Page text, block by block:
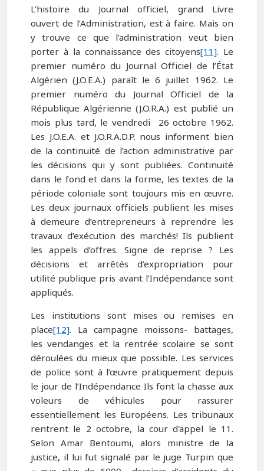
L’histoire du Journal officiel, grand Livre
ouvert de l’Administration, est à faire. Mais on
y trouve ce que l’administration veut bien
porter à la connaissance des citoyens[11]. Le
premier numéro du Journal Officiel de l’État
Algérien (J.O.E.A.) paraît le 6 juillet 1962. Le
premier numéro du Journal Officiel de la
République Algérienne (J.O.R.A.) est publié un
mois plus tard, le vendredi 26 octobre 1962.
Les J.O.E.A. et J.O.R.A.D.P. nous informent bien
de la continuité de l’action administrative par
les décisions qui y sont publiées. Continuité
dans le fond et dans la forme, les textes de la
période coloniale sont toujours mis en œuvre.
Les deux journaux officiels publient les mises
à demeure d’entrepreneurs à reprendre les
travaux d’exécution des marchés! Ils publient
les appels d’offres. Signe de reprise ? Les
décisions et arrêtés d’expropriation pour
utilité publique pris avant l’Indépendance sont
appliqués.
Les institutions sont mises ou remises en
place[12]. La campagne moissons- battages,
les vendanges et la rentrée scolaire se sont
déroulées du mieux que possible. Les services
de police sont à l’œuvre pratiquement depuis
le jour de l’Indépendance Ils font la chasse aux
voleurs de véhicules pour rassurer
essentiellement les Européens. Les tribunaux
rentrent le 2 octobre, la cour d'appel le 11.
Selon Amar Bentoumi, alors ministre de la
justice, il lui fut signalé par le juge Turpin que